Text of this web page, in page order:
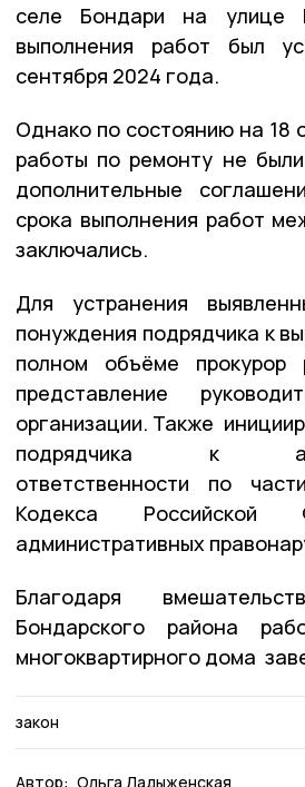
селе Бондари на улице
выполнения работ был
сентября 2024 года.
Однако по состоянию на 18
работы по ремонту не
дополнительные
срока выполнения работ
заключались.
Для устранения
понуждения подрядчика к
полном объёме прокурор
представление
организации. Также
подрядчика к
ответственности по
Кодекса Российской
административных
Благодаря
Бондарского района
многоквартирного дома
закон
Автор: Ольга Ладыженская